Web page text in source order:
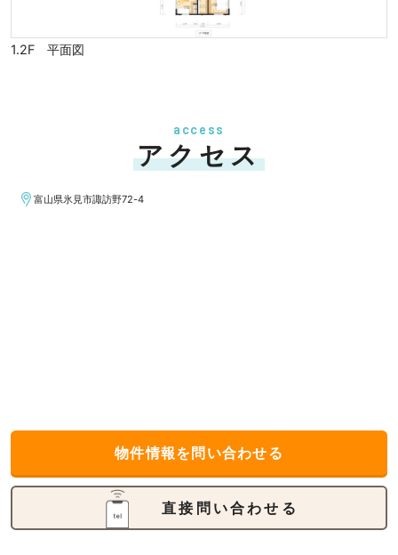
1.2F 平面図
access
アクセス
富山県氷見市諏訪野72-4
物件情報を問い合わせる
直接問い合わせる